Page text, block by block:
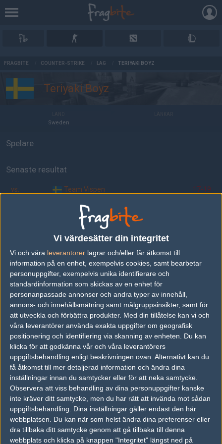
Vi värdesätter din integritet
Vi och våra leverantorer lagrar och/eller får åtkomst till
information på en enhet, exempelvis cookies, samt bearbetar
personuppgifter, exempelvis unika identifierare och
standardinformation som skickas av en enhet för
personanpassade annonser och andra typer av innehåll,
annons- och innehållsmätning samt målgruppsinsikter, samt för
att utveckla och förbättra produkter. Med din tillåtelse kan vi och
våra leverantörer använda exakta uppgifter om geografisk
positionering och identifiering via skanning av enheten. Du kan
klicka för att godkänna vår och våra leverantörers
uppgiftsbehandling enligt beskrivningen ovan. Alternativt kan du
få åtkomst till mer detaljerad information och ändra dina
inställningar innan du samtycker eller för att neka samtycke.
Observera att viss behandling av dina personuppgifter kanske
inte kräver ditt samtycke, men du har rätt att invända mot sådan
uppgiftsbehandling. Dina inställningar gäller endast den här
webbplatsen. Du kan när som helst ändra dina preferenser eller
dra tillbaka ditt samtycke genom att gå tillbaka till denna
webbplats och klicka på knappen "Integritet" längst ned på
FRAGBITE COUNTER-STRIKE LAG TERIYAKI BOYZ
Teriyaki Boyz
Sweden
Spelare
Senaste resultat
vs. Team Vispen 17-19
Följ oss i social media
Följ oss på Facebook
Följ oss på Twitter
Följ oss på Instagram
Följ oss på Twitch
Information
Annonsering
Copyright och Privacy Policy
Användaravtal
Kontakta
Om Fragbite
Copyright Fragbite. Allt innehåll på Fragbite är skyddat enligt